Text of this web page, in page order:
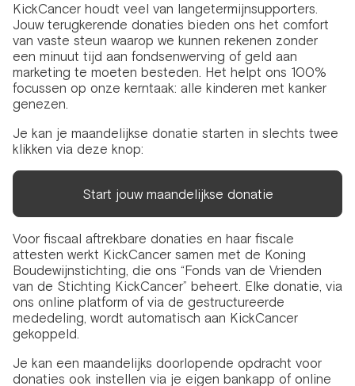
KickCancer houdt veel van langetermijnsupporters.
Jouw terugkerende donaties bieden ons het comfort
van vaste steun waarop we kunnen rekenen zonder
een minuut tijd aan fondsenwerving of geld aan
marketing te moeten besteden. Het helpt ons 100%
focussen op onze kerntaak: alle kinderen met kanker
genezen.
Je kan je maandelijkse donatie starten in slechts twee
klikken via deze knop:
Start jouw maandelijkse donatie
Voor fiscaal aftrekbare donaties en haar fiscale
attesten werkt KickCancer samen met de Koning
Boudewijnstichting, die ons “Fonds van de Vrienden
van de Stichting KickCancer” beheert. Elke donatie, via
ons online platform of via de gestructureerde
mededeling, wordt automatisch aan KickCancer
gekoppeld.
Je kan een maandelijks doorlopende opdracht voor
donaties ook instellen via je eigen bankapp of online